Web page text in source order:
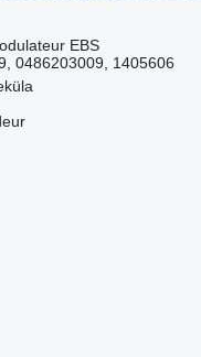
EBS
0486203009, 1405606